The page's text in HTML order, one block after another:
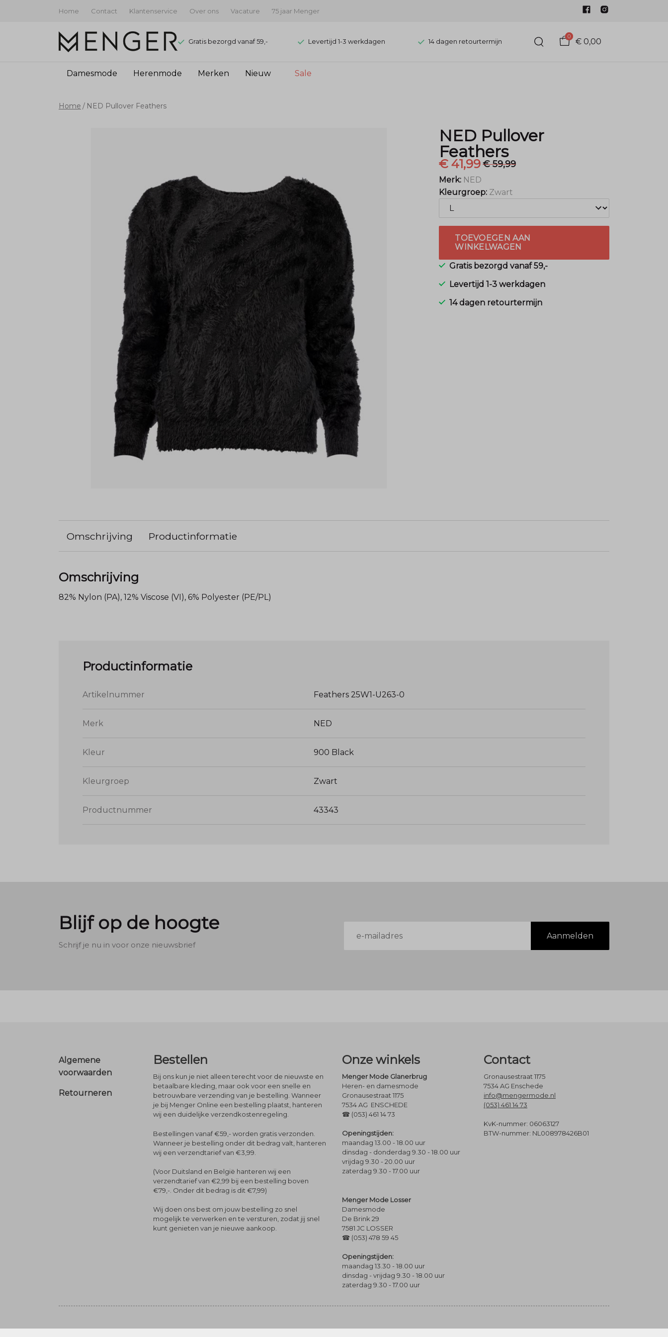
Home Contact Klantenservice Over ons Vacature 75 jaar Menger
Gratis bezorgd vanaf 59,- Levertijd 1-3 werkdagen 14 dagen retourtermijn
0
€ 0,00
Damesmode Herenmode Merken Nieuw Sale
Pullover
Home NED Pullover Feathers
NED Pullover
Feathers
€ 41,99€ 59,99
Merk: NED
Kleurgroep: Zwart
TOEVOEGEN AAN
WINKELWAGEN
Gratis bezorgd vanaf 59,-
Levertijd 1-3 werkdagen
14 dagen retourtermijn
Omschrijving Productinformatie
Omschrijving
82% Nylon (PA), 12% Viscose (VI), 6% Polyester (PE/PL)
Productinformatie
Artikelnummer Feathers 25W1-U263-0
Merk NED
Kleur 900 Black
Kleurgroep Zwart
Productnummer 43343
Blijf op de hoogte
Schrijf je nu in voor onze nieuwsbrief
mailadres
Aanmelden
Footer
Algemene
voorwaarden
Retourneren
Bestellen
Bij ons kun je niet alleen terecht voor de nieuwste en
betaalbare kleding, maar ook voor een snelle en
betrouwbare verzending van je bestelling. Wanneer
je bij Menger Online een bestelling plaatst, hanteren
wij een duidelijke verzendkostenregeling.
Bestellingen vanaf €59,- worden gratis verzonden.
Wanneer je bestelling onder dit bedrag valt, hanteren
wij een verzendtarief van €3,99.
(Voor Duitsland en België hanteren wij een
verzendtarief van €2,99 bij een bestelling boven
€79,-. Onder dit bedrag is dit €7,99)
Wij doen ons best om jouw bestelling zo snel
mogelijk te verwerken en te versturen, zodat jij snel
kunt genieten van je nieuwe aankoop.
Onze winkels
Menger Mode Glanerbrug
Heren- en damesmode
Gronausestraat 1175
7534 AG ENSCHEDE
☎ (053) 461 14 73
Openingstijden:
maandag 13.00 - 18.00 uur
dinsdag - donderdag 9.30 - 18.00 uur
vrijdag 9.30 - 20.00 uur
zaterdag 9.30 - 17.00 uur
Menger Mode Losser
Damesmode
De Brink 29
7581 JC LOSSER
☎ (053) 478 59 45
Openingstijden:
maandag 13.30 - 18.00 uur
dinsdag - vrijdag 9.30 - 18.00 uur
zaterdag 9.30 - 17.00 uur
Contact
Gronausestraat 1175
7534 AG Enschede
info@mengermode.nl
(053) 461 14 73
KvK-nummer: 06063127
BTW-nummer: NL008978426B01